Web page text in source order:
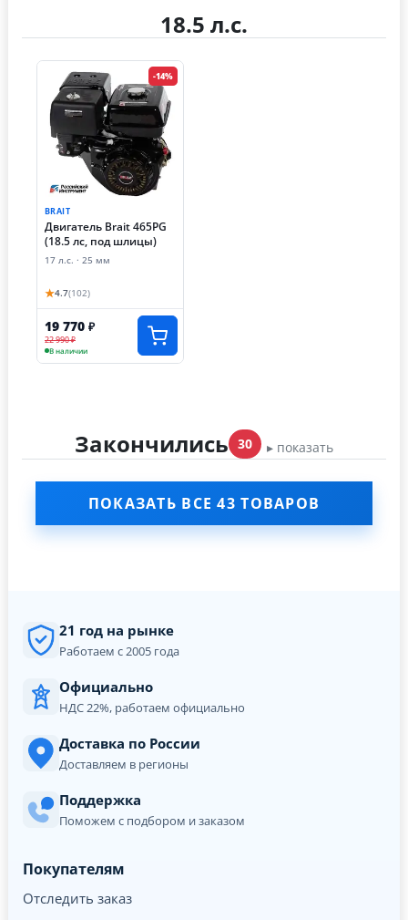
18.5 л.с.
-14%
BRAIT
Двигатель Brait 465PG
(18.5 лс, под шлицы)
17 л.с. · 25 мм
★4.7(102)
19 770 ₽
22 990 ₽
В наличии
Закончились 30 ▸ показать
ПОКАЗАТЬ ВСЕ 43 ТОВАРОВ
21 год на рынке
Работаем с 2005 года
Официально
НДС 22%, работаем официально
Доставка по России
Доставляем в регионы
Поддержка
Поможем с подбором и заказом
Покупателям
Отследить заказ